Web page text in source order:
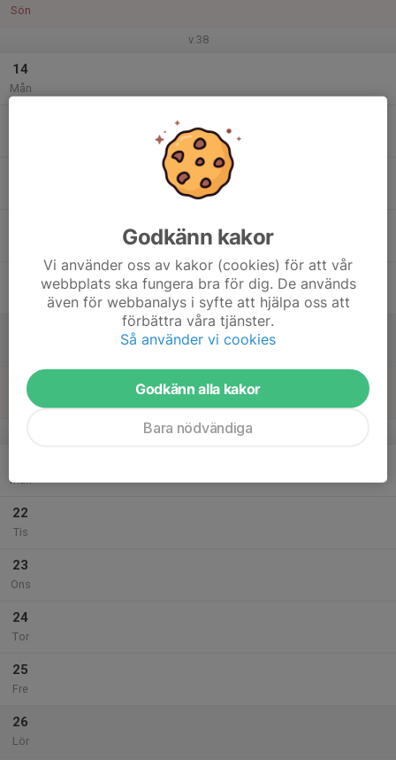
Sön
v.38
14
Mån
20
Sön
v.39
Mån
22
Tis
23
Ons
24
Tor
25
Fre
26
Lör
Godkänn kakor
Vi använder oss av kakor (cookies) för att vår
webbplats ska fungera bra för dig. De används
även för webbanalys i syfte att hjälpa oss att
förbättra våra tjänster.
Så använder vi cookies
Godkänn alla kakor
Bara nödvändiga